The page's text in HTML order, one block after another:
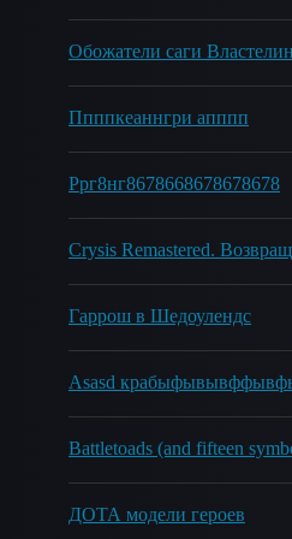
Обожатели саги
Ппппкеаннгри апппп
Ррг8нг8678668678678678
Crysis Remastered.
Гаррош в Шедоулендс
Asasd
Battletoads (and fifteen
ДОТА модели героев